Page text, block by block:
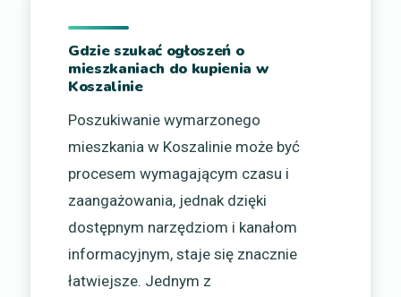
Gdzie szukać ogłoszeń o
mieszkaniach do kupienia w
Koszalinie
Poszukiwanie wymarzonego
mieszkania w Koszalinie może być
procesem wymagającym czasu i
zaangażowania, jednak dzięki
dostępnym narzędziom i kanałom
informacyjnym, staje się znacznie
łatwiejsze. Jednym z